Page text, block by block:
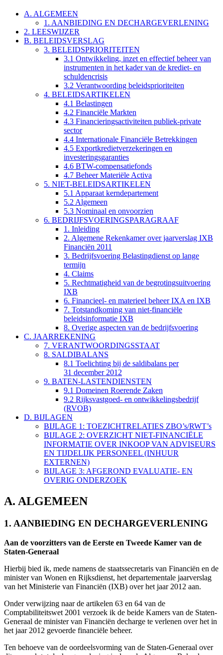
A. ALGEMEEN
1. AANBIEDING EN DECHARGEVERLENING
2. LEESWIJZER
B. BELEIDSVERSLAG
3. BELEIDSPRIORITEITEN
3.1 Ontwikkeling, inzet en effectief beheer van
instrumenten in het kader van de krediet- en
schuldencrisis
3.2 Verantwoording beleidsprioriteiten
4. BELEIDSARTIKELEN
4.1 Belastingen
4.2 Financiële Markten
4.3 Financieringsactiviteiten publiek-private
sector
4.4 Internationale Financiële Betrekkingen
4.5 Exportkredietverzekeringen en
investeringsgaranties
4.6 BTW-compensatiefonds
4.7 Beheer Materiële Activa
5. NIET-BELEIDSARTIKELEN
5.1 Apparaat kerndepartement
5.2 Algemeen
5.3 Nominaal en onvoorzien
6. BEDRIJFSVOERINGSPARAGRAAF
1. Inleiding
2. Algemene Rekenkamer over jaarverslag IXB
Financiën 2011
3. Bedrijfsvoering Belastingdienst op lange
termijn
4. Claims
5. Rechtmatigheid van de begrotingsuitvoering
IXB
6. Financieel- en materieel beheer IXA en IXB
7. Totstandkoming van niet-financiële
beleidsinformatie IXB
8. Overige aspecten van de bedrijfsvoering
C. JAARREKENING
7. VERANTWOORDINGSSTAAT
8. SALDIBALANS
8.1 Toelichting bij de saldibalans per
31 december 2012
9. BATEN-LASTENDIENSTEN
9.1 Domeinen Roerende Zaken
9.2 Rijksvastgoed- en ontwikkelingsbedrijf
(RVOB)
D. BIJLAGEN
BIJLAGE 1: TOEZICHTRELATIES ZBO’s/RWT’s
BIJLAGE 2: OVERZICHT NIET-FINANCIËLE
INFORMATIE OVER INKOOP VAN ADVISEURS
EN TIJDELIJK PERSONEEL (INHUUR
EXTERNEN)
BIJLAGE 3: AFGEROND EVALUATIE- EN
OVERIG ONDERZOEK
A. ALGEMEEN
1. AANBIEDING EN DECHARGEVERLENING
Aan de voorzitters van de Eerste en Tweede Kamer van de
Staten-Generaal
Hierbij bied ik, mede namens de staatssecretaris van Financiën en de
minister van Wonen en Rijksdienst, het departementale jaarverslag
van het Ministerie van Financiën (IXB) over het jaar 2012 aan.
Onder verwijzing naar de artikelen 63 en 64 van de
Comptabiliteitswet 2001 verzoek ik de beide Kamers van de Staten-
Generaal de minister van Financiën decharge te verlenen over het in
het jaar 2012 gevoerde financiële beheer.
Ten behoeve van de oordeelsvorming van de Staten-Generaal over